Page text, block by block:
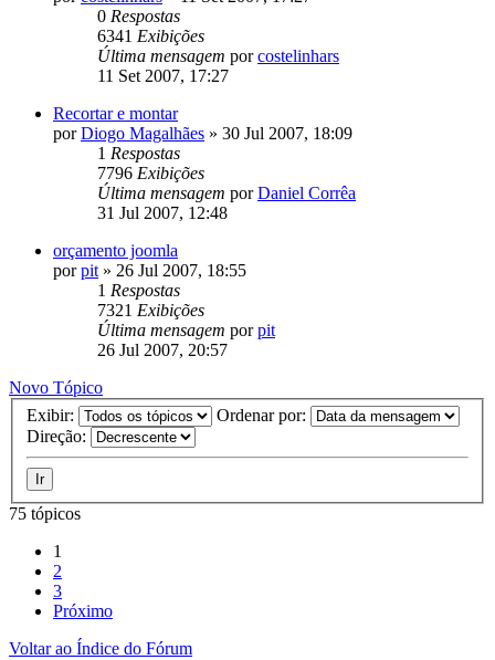
0 Respostas
6341 Exibições
Última mensagem porcostelinhars
11 Set 2007, 17:27
Recortar e montar
porDiogo Magalhães » 30 Jul 2007, 18:09
1 Respostas
7796 Exibições
Última mensagem porDaniel Corrêa
31 Jul 2007, 12:48
orçamento joomla
porpit » 26 Jul 2007, 18:55
1 Respostas
7321 Exibições
Última mensagem porpit
26 Jul 2007, 20:57
Novo Tópico
Exibir:
Ordenar por:
Direção:
75 tópicos
1
2
3
Próximo
Voltar ao Índice do Fórum